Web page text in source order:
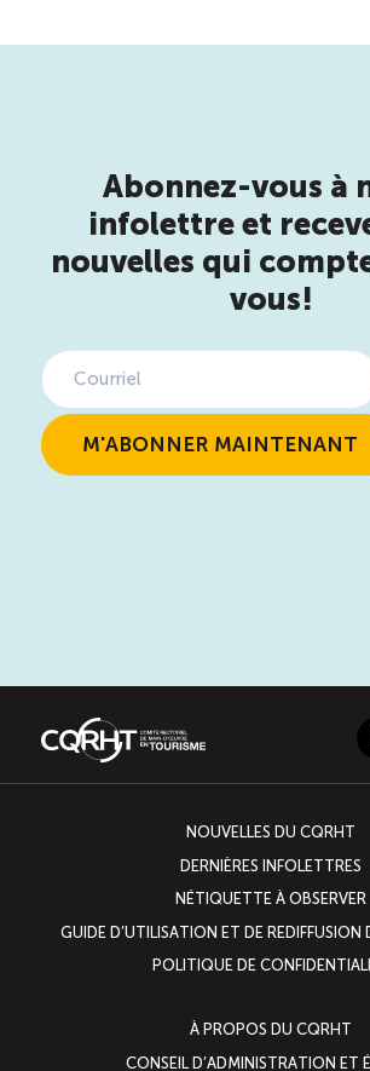
Abonnez-vous à
infolettre et
nouvelles qui
vous!
NOUVELLES DU CQRHT
DERNIÈRES INFOLETTRES
NÉTIQUETTE À OBSERVER
GUIDE D’UTILISATION ET DE REDIFFUSION
POLITIQUE DE
À PROPOS DU CQRHT
CONSEIL D’ADMINISTRATION ET